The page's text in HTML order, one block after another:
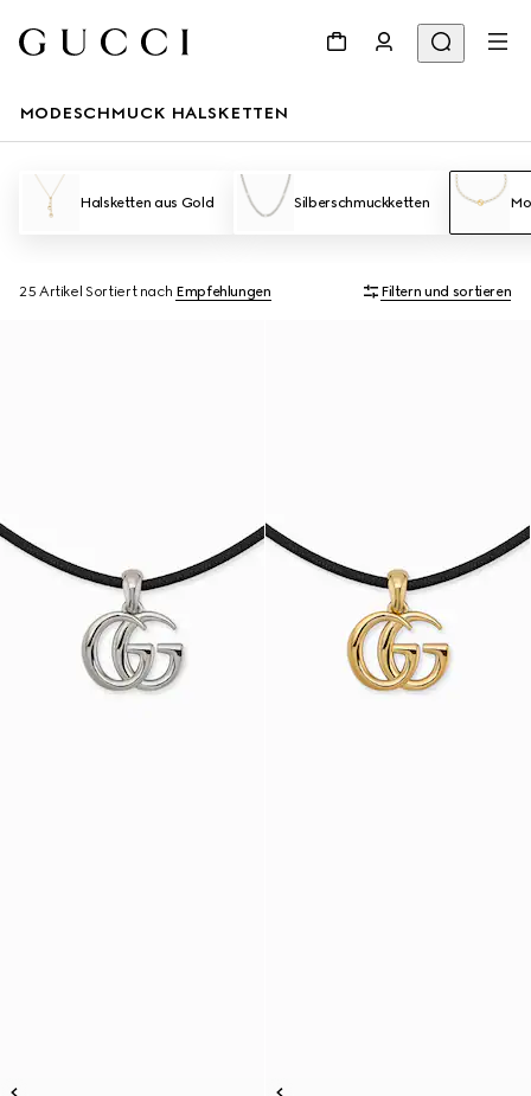
MODESCHMUCK HALSKETTEN
Halsketten aus Gold Silberschmuckketten
25 Artikel Sortiert nach Empfehlungen Filtern und sortieren